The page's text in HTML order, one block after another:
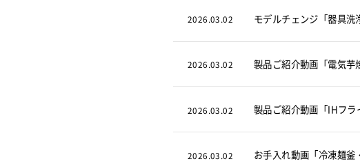
2026.03.02 モデルチェンジ「器具洗
2026.03.02 製品ご紹介動画「電気芋
2026.03.02 製品ご紹介動画「IHフ
2026.03.02 お手入れ動画「冷凍麺釜